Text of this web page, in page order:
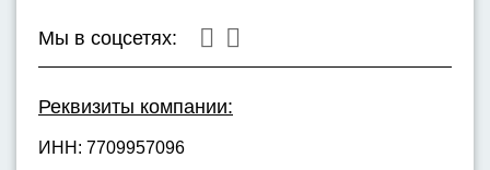
Мы в соцсетях:
Реквизиты компании:
ИНН: 7709957096